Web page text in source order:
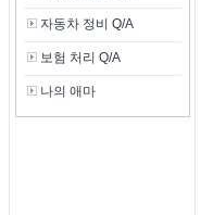
자동차 정비 Q/A
보험 처리 Q/A
나의 애마